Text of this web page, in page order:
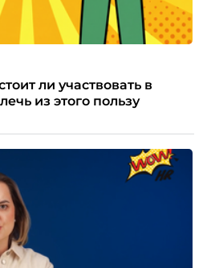
ли участвовать в
из этого пользу